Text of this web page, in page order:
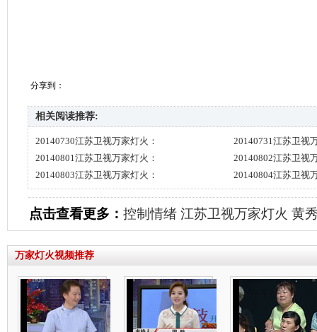
分享到：
相关阅读推荐:
20140730江苏卫视万家灯火：
20140731江苏卫视
20140801江苏卫视万家灯火：
20140802江苏卫视
20140803江苏卫视万家灯火：
20140804江苏卫视
点击查看更多： 控制情绪 江苏卫视万家灯火 黄
万家灯火视频推荐